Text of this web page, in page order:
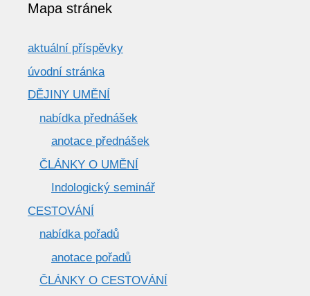
Mapa stránek
aktuální příspěvky
úvodní stránka
DĚJINY UMĚNÍ
nabídka přednášek
anotace přednášek
ČLÁNKY O UMĚNÍ
Indologický seminář
CESTOVÁNÍ
nabídka pořadů
anotace pořadů
ČLÁNKY O CESTOVÁNÍ